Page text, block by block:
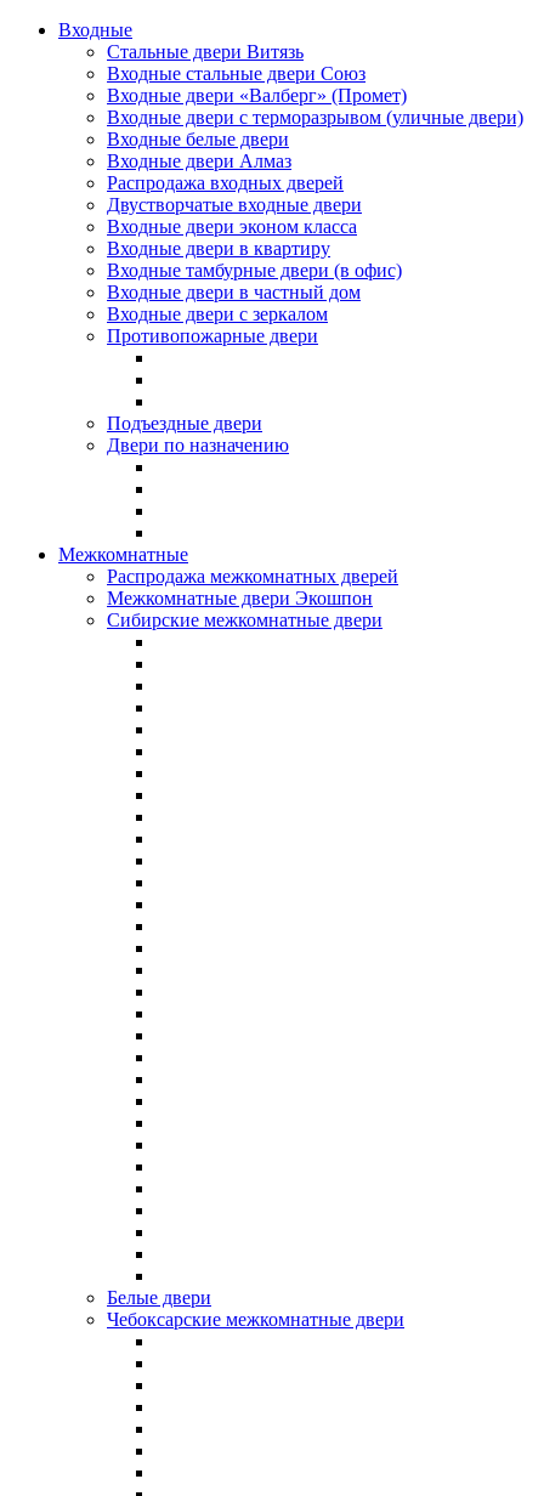
Входные
Стальные двери Витязь
Входные стальные двери Союз
Входные двери «Валберг» (Промет)
Входные двери с терморазрывом (уличные двери)
Входные белые двери
Входные двери Алмаз
Распродажа входных дверей
Двустворчатые входные двери
Входные двери эконом класса
Входные двери в квартиру
Входные тамбурные двери (в офис)
Входные двери в частный дом
Входные двери с зеркалом
Противопожарные двери
Подъездные двери
Двери по назначению
Межкомнатные
Распродажа межкомнатных дверей
Межкомнатные двери Экошпон
Сибирские межкомнатные двери
Белые двери
Чебоксарские межкомнатные двери